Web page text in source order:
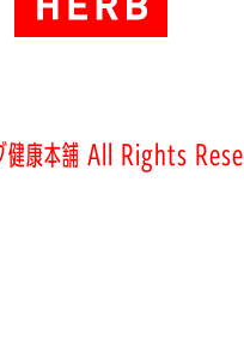
健康本舗 All Rights